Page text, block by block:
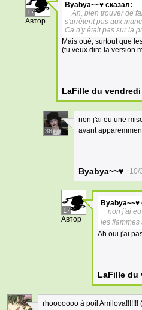
17
Автор
Byabya~~♥ сказал:
Ah, bien trouver de
s'arrêtent pas aux
Ca n'y était pas sur la
Mais oué, surtout que
(tu veux dire la version
LaFille du vendredi
36
non j'ai eu une
avant
Byabya~~♥ 10/
17
Автор
Byabya~~♥
non j'ai
les flammes
Ah oui j'ai
LaFille du
rhooooooo à poil